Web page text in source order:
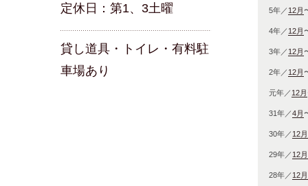
5年／ 12月
4年／ 12月
3年／ 12月
2年／ 12月
元年／ 12月
31年／4月
30年／ 12月
29年／ 12月
28年／ 12月
定休日：第1、3土曜
貸し道具・トイレ・有料駐
車場あり